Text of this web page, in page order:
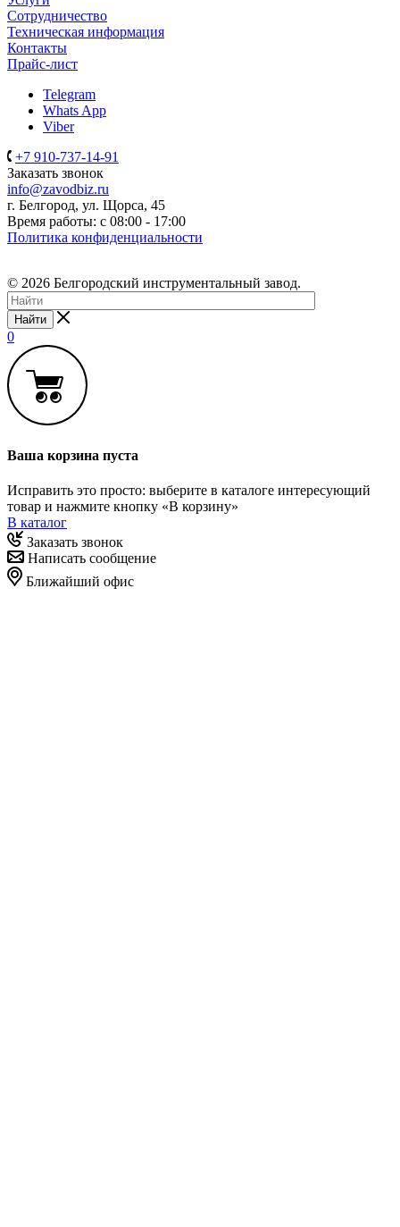
Сотрудничество
Техническая информация
Контакты
Прайс-лист
Telegram
Whats App
Viber
+7 910-737-14-91
Заказать звонок
info@zavodbiz.ru
г. Белгород, ул. Щорса, 45
Время работы: с 08:00 - 17:00
Политика конфиденциальности
© 2026 Белгородский инструментальный завод.
Найти
0
Ваша корзина пуста
Исправить это просто: выберите в каталоге интересующий
товар и нажмите кнопку «В корзину»
В каталог
Заказать звонок
Написать сообщение
Ближайший офис